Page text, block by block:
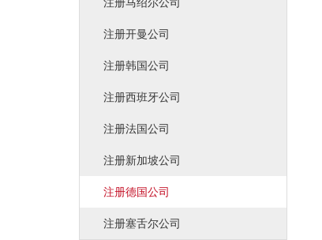
注册开曼公司
注册韩国公司
注册西班牙公司
注册法国公司
注册新加坡公司
注册德国公司
注册塞舌尔公司